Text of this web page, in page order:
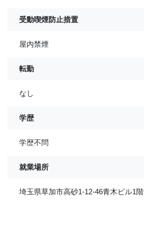
受動喫煙防止措置
屋内禁煙
転勤
なし
学歴
学歴不問
就業場所
埼玉県草加市高砂1-12-46青木ビル1階